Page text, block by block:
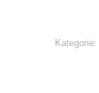
Kategorie: